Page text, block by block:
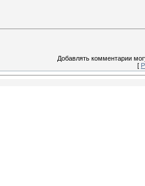
Добавлять комментарии
[